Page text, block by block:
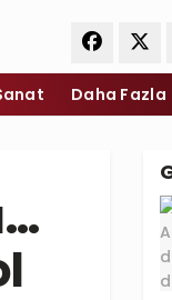
Daha Fazla